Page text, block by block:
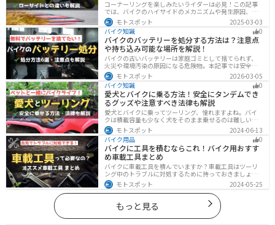
コーナーリングを楽しみたいライダーは必見！この記事
では、バイクのハイサイドのメカニズムや発生原因、対
処法、予防策を解説しています。実は、バイクのハイサ
イドは危険な現象ですが、正しい知識と対策で防ぐこと
が可能です。この記事を読めば、ハイサイドのリスクを
減らせます。
モトスポット
2025-03-03
バイク知識
0
バイクのバッテリーを処分する方法は？注意点
や持ち込み可能な場所を解説！
バイクの古いバッテリーは家庭ゴミとして捨てられず、
火災や環境汚染の原因になる危険物。本記事では安全な
保管方法や絶縁などの注意点、無料・低コストで回収し
てもらう方法、買い取りの可否を解説。ナップスやオー
トバックス、イエローハットなどの回収対応店舗も紹介
します。
モトスポット
2026-03-05
バイク知識
0
愛犬とバイクに乗る方法！安全にタンデムでき
るグッズや注意すべき法律も解説
愛犬とバイクに乗ってツーリング、憧れますよね。バイ
クは積載容量も少なく犬をそのまま乗せるのは難しいで
すが、専用アイテムを使えば実現できます。この記事で
は、安全に楽しむために必要な知識やグッズをまとめま
した。しっかりと準備して愛犬とバイクライフを満喫し
ましょう！
モトスポット
2024-06-13
バイク用品
0
バイクに工具を積むならこれ！バイク用おすす
め車載工具まとめ
バイクに車載工具を積んでいますか？車載工具はツーリ
ング中のトラブルに対処するために持っておきましょ
う。車載工具でどんなことができるのか、どんな車載工
具を持っておけばいいのかなど、バイク用車載工具につ
いて紹介します！
モトスポット 2024-05-25
もっと見る